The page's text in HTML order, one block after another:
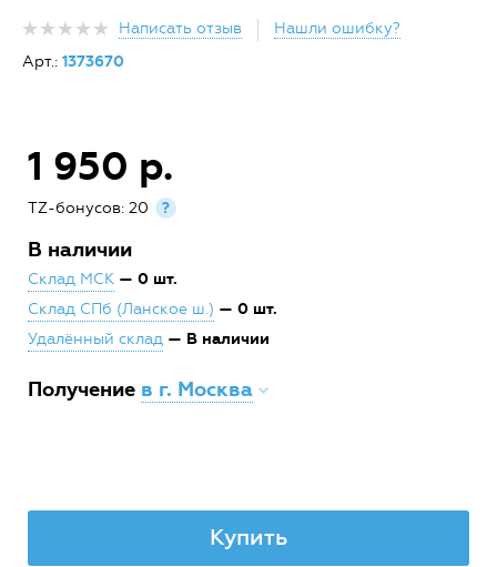
Написать отзыв
Нашли ошибку?
Арт.: 1373670
1 950 р.
TZ-бонусов: 20 ?
В наличии
Склад МСК — 0 шт.
Склад СПб (Ланское ш.) — 0 шт.
Удалённый склад — В наличии
Получение в г. Москва
Купить